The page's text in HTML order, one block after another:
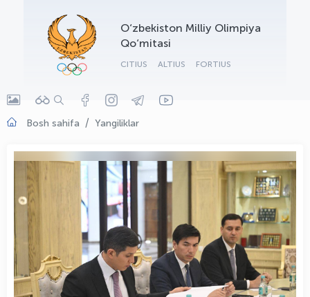
O‘zbekiston Milliy Olimpiya
Qo‘mitasi
CITIUS ALTIUS FORTIUS
Bosh sahifa Yangiliklar
OLYMPCHIK AI - yordamchi
Onlayn · olympic.uz